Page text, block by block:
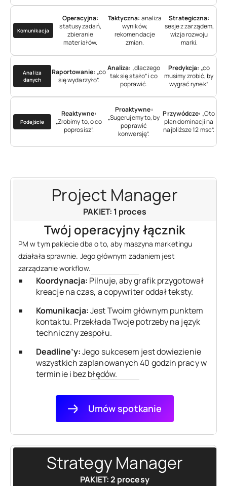
Komunikacja
Operacyjna:
statusy zadań,
zbieranie
materiałów.
Taktyczna: analiza
wyników,
rekomendacje
zmian.
Strategiczna:
sesje z zarządem,
wizja rozwoju
marki.
Analiza
danych
Raportowanie: „co
się wydarzyło”.
Analiza: „dlaczego
tak się stało” i co
poprawić.
Predykcja: „co
musimy zrobić, by
wygrać rynek”.
Podejście
Reaktywne:
„Zrobimy to, o co
poprosisz”.
Proaktywne:
„Sugerujemy to, by
poprawić
konwersję”.
Przywódcze: „Oto
plan dominacji na
najbliższe 12 msc”.
Project Manager
PAKIET: 1 proces
Twój operacyjny łącznik
PM w tym pakiecie dba o to, aby maszyna marketingu
działała sprawnie. Jego głównym zadaniem jest
zarządzanie workflow.
Koordynacja: Pilnuje, aby grafik przygotował
kreacje na czas, a copywriter oddał teksty.
Komunikacja:Jest Twoim głównym punktem
kontaktu. Przekłada Twoje potrzeby na język
techniczny zespołu.
Deadline’y:Jego sukcesem jest dowiezienie
wszystkich zaplanowanych 40 godzin pracy w
terminie i bez błędów.
Umów spotkanie
Strategy Manager
PAKIET: 2 procesy